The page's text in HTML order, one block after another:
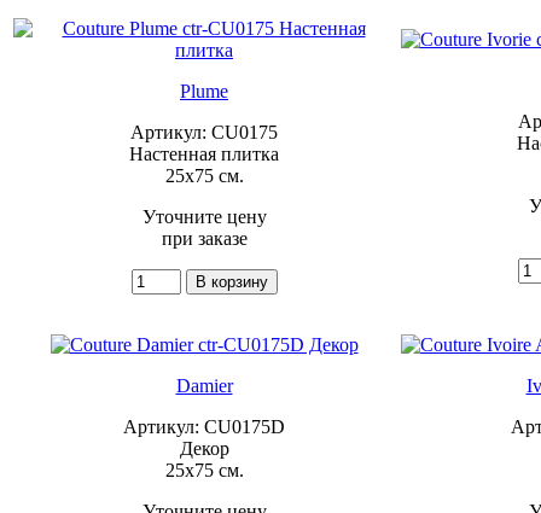
Plume
Артикул: CU0175
Настенная плитка
25x75 см.
Уточните цену
при заказе
Damier
Артикул: CU0175D
Декор
25x75 см.